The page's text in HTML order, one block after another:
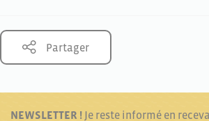
Partager
NEWSLETTER ! Je reste informé en